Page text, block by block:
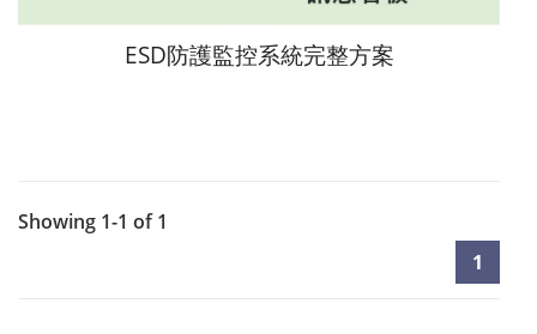
ESD防護監控系統完整方案
Showing 1-1 of 1
1